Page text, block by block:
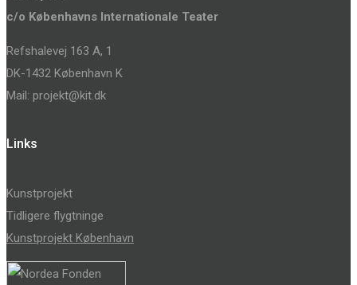
c/o Københavns Internationale Teater
Refshalevej 163 A, 1
DK-1432 København K
Mail: projekt@kit.dk
Links
Kunstprojekt
Tidligere flygtninge
Kunstprojekt København